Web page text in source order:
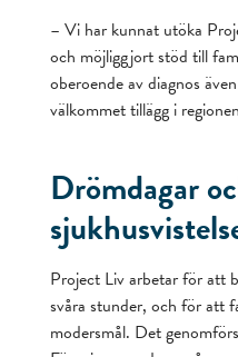
– Vi har kunnat utöka
och möjliggjort stöd till
oberoende av diagnos
välkommet tillägg i
Drömdagar
Project Liv arbetar för att
svåra stunder, och för att
modersmål. Det